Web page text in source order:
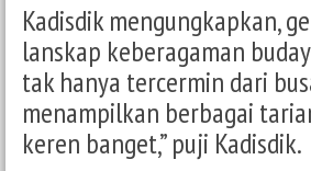
Kadisdik mengungkapkan,
lanskap keberagaman
tak hanya tercermin dari
menampilkan berbagai
keren banget,” puji Kadisdik.